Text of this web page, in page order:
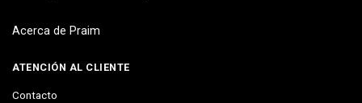
Acerca de Praim
ATENCIÓN AL CLIENTE
Contacto